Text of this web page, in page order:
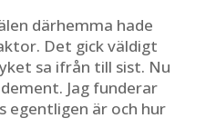
därhemma hade
Det gick väldigt
sa ifrån till sist. Nu
Jag funderar
egentligen är och hur